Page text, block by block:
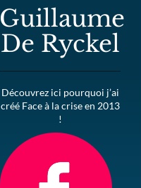
Guillaume
De Ryckel
Découvrez ici pourquoi j’ai
créé Face à la crise en 2013
!